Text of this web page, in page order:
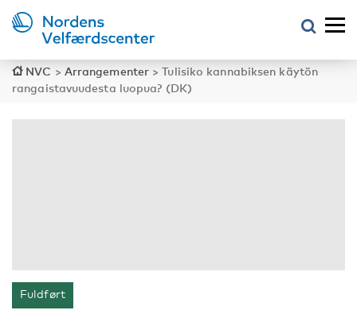
NVC > Arrangementer >Tulisiko kannabiksen käytön
rangaistavuudesta luopua? (DK)
Fuldført